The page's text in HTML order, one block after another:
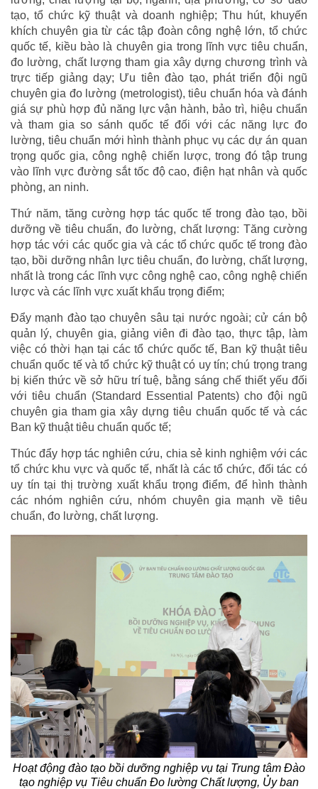
tạo, tổ chức kỹ thuật và doanh nghiệp; Thu hút, khuyến
khích chuyên gia từ các tập đoàn công nghệ lớn, tổ chức
quốc tế, kiều bào là chuyên gia trong lĩnh vực tiêu chuẩn,
đo lường, chất lượng tham gia xây dựng chương trình và
trực tiếp giảng dạy; Ưu tiên đào tạo, phát triển đội ngũ
chuyên gia đo lường (metrologist), tiêu chuẩn hóa và đánh
giá sự phù hợp đủ năng lực vận hành, bảo trì, hiệu chuẩn
và tham gia so sánh quốc tế đối với các năng lực đo
lường, tiêu chuẩn mới hình thành phục vụ các dự án quan
trọng quốc gia, công nghệ chiến lược, trong đó tập trung
vào lĩnh vực đường sắt tốc độ cao, điện hạt nhân và quốc
phòng, an ninh.
Thứ năm, tăng cường hợp tác quốc tế trong đào tạo, bồi
dưỡng về tiêu chuẩn, đo lường, chất lượng: Tăng cường
hợp tác với các quốc gia và các tổ chức quốc tế trong đào
tạo, bồi dưỡng nhân lực tiêu chuẩn, đo lường, chất lượng,
nhất là trong các lĩnh vực công nghệ cao, công nghệ chiến
lược và các lĩnh vực xuất khẩu trọng điểm;
Đẩy mạnh đào tạo chuyên sâu tại nước ngoài; cử cán bộ
quản lý, chuyên gia, giảng viên đi đào tạo, thực tập, làm
việc có thời hạn tại các tổ chức quốc tế, Ban kỹ thuật tiêu
chuẩn quốc tế và tổ chức kỹ thuật có uy tín; chú trọng trang
bị kiến thức về sở hữu trí tuệ, bằng sáng chế thiết yếu đối
với tiêu chuẩn (Standard Essential Patents) cho đội ngũ
chuyên gia tham gia xây dựng tiêu chuẩn quốc tế và các
Ban kỹ thuật tiêu chuẩn quốc tế;
Thúc đẩy hợp tác nghiên cứu, chia sẻ kinh nghiệm với các
tổ chức khu vực và quốc tế, nhất là các tổ chức, đối tác có
uy tín tại thị trường xuất khẩu trọng điểm, để hình thành
các nhóm nghiên cứu, nhóm chuyên gia mạnh về tiêu
chuẩn, đo lường, chất lượng.
Hoạt động đào tạo bồi dưỡng nghiệp vụ tại Trung tâm Đào
tạo nghiệp vụ Tiêu chuẩn Đo lường Chất lượng, Ủy ban